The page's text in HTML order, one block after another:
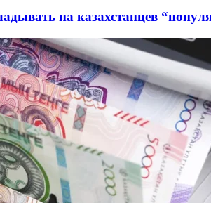
на казахстанцев